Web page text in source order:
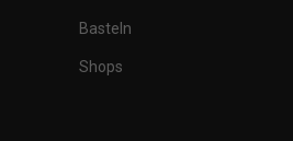
Basteln
Shops